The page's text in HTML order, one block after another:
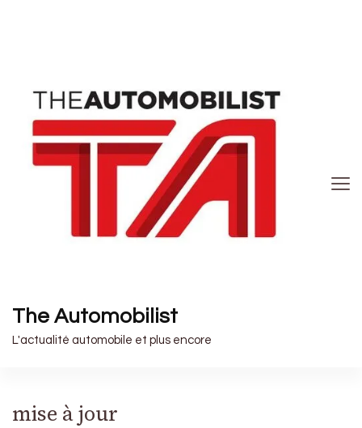
The Automobilist
L'actualité automobile et plus encore
mise à jour